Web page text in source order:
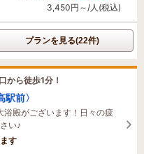
3,450円～/人(税込)
プランを見る(22件)
から徒歩1分！
前〉
浴殿がございます！日々の疲
い♪
す